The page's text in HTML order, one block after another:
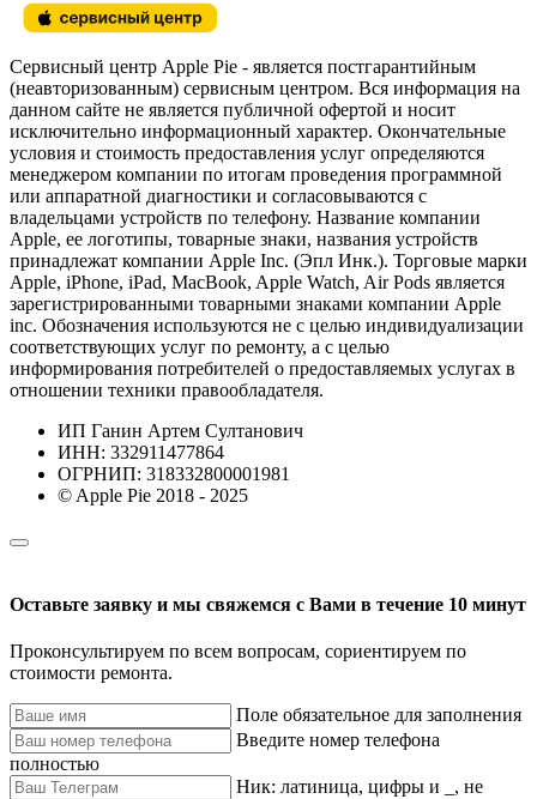
Сервисный центр Apple Pie - является постгарантийным
(неавторизованным) сервисным центром. Вся информация на
данном сайте не является публичной офертой и носит
исключительно информационный характер. Окончательные
условия и стоимость предоставления услуг определяются
менеджером компании по итогам проведения программной
или аппаратной диагностики и согласовываются с
владельцами устройств по телефону. Название компании
Apple, ее логотипы, товарные знаки, названия устройств
принадлежат компании Apple Inc. (Эпл Инк.). Торговые марки
Apple, iPhone, iPad, MacBook, Apple Watch, Air Pods является
зарегистрированными товарными знаками компании Apple
inc. Обозначения используются не с целью индивидуализации
соответствующих услуг по ремонту, а с целью
информирования потребителей о предоставляемых услугах в
отношении техники правообладателя.
ИП Ганин Артем Султанович
ИНН: 332911477864
ОГРНИП: 318332800001981
© Apple Pie 2018 - 2025
Оставьте заявку и мы свяжемся с Вами в течение 10 минут
Проконсультируем по всем вопросам, сориентируем по
стоимости ремонта.
Поле обязательное для заполнения
Введите номер телефона
полностью
Ник: латиница, цифры и _, не